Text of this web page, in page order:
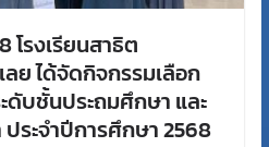
โรงเรียนสาธิต
ย ได้จัดกิจกรรมเลือก
ดับชั้นประถมศึกษา และ
ระจำปีการศึกษา 2568